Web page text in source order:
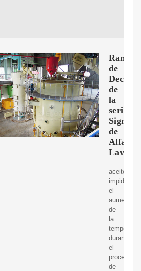
Rango
de
de
la
serie
Sigma
de
Alfa
Laval
aceite
impidiendo
el
aumento
de
la
durante
el
proceso
de